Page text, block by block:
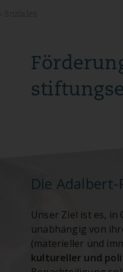
» Soziales
Die
Unser Ziel ist es,
unabhängig von
(materieller und
kultureller und